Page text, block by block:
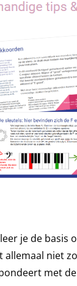
je de
niet
met